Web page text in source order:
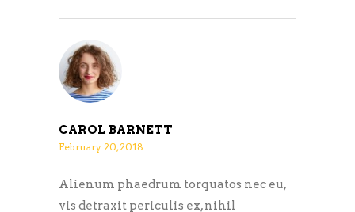
CAROL BARNETT
February 20, 2018
Alienum phaedrum torquatos nec eu,
vis detraxit periculis ex, nihil